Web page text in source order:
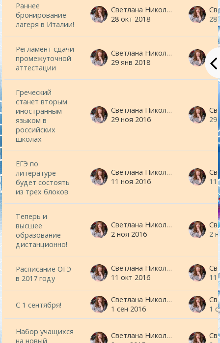
Раннее
бронирование
лагеря в Италии!
Светлана Николаевна Минина
28 окт 2018
28
Регламент сдачи
промежуточной
аттестации
Светлана Николаевна Минина
29 янв 2018
29
Греческий
станет вторым
иностранным
языком в
российских
школах
Светлана Николаевна Минина
29 ноя 2016
29
ЕГЭ по
литературе
будет состоять
из трех блоков
Светлана Николаевна Минина
11 ноя 2016
11
Теперь и
высшее
образование
дистанционно!
Светлана Николаевна Минина
2 ноя 2016
2
Расписание ОГЭ
в 2017 году
Светлана Николаевна Минина
11 окт 2016
11
С 1 сентября!
Светлана Николаевна Минина
1 сен 2016
1
Набор учащихся
на новый
Светлана Николаевна Минина